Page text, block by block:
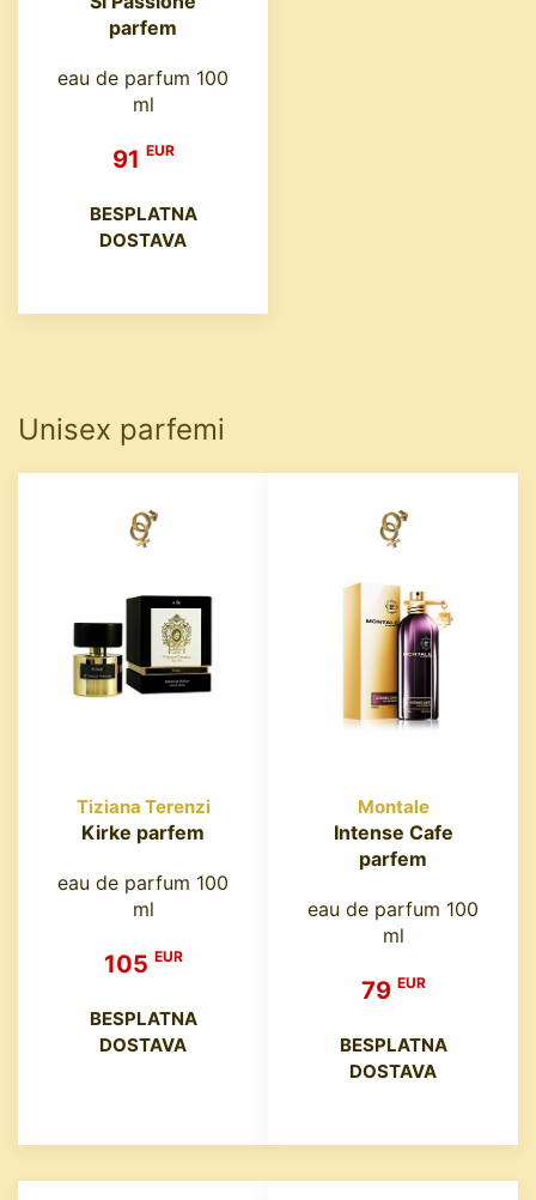
parfem
eau de parfum 100
ml
91 EUR
BESPLATNA
DOSTAVA
Unisex parfemi
Tiziana Terenzi
Kirke parfem
eau de parfum 100
ml
105 EUR
BESPLATNA
DOSTAVA
Montale
Intense Cafe
parfem
eau de parfum 100
ml
79 EUR
BESPLATNA
DOSTAVA